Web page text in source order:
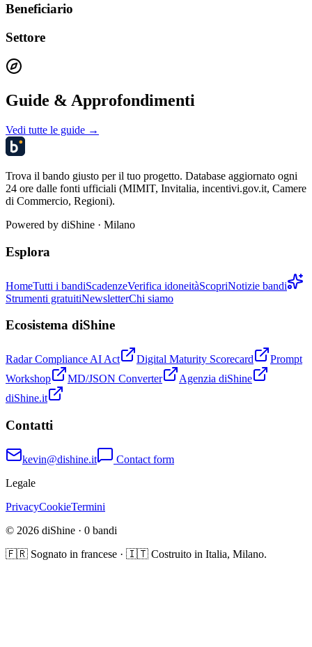
Beneficiario
Settore
Guide & Approfondimenti
Vedi tutte le guide →
Trova il bando giusto per il tuo progetto. Database aggiornato ogni
24 ore dalle fonti ufficiali (MIMIT, Invitalia, incentivi.gov.it, Camere
di Commercio, Regioni).
Powered by diShine · Milano
Esplora
HomeTutti i bandiScadenzeVerifica idoneitàScopriNotizie bandi
Strumenti gratuitiNewsletterChi siamo
Ecosistema diShine
Radar Compliance AI Act Digital Maturity Scorecard
Prompt
Workshop
MD/JSON Converter
Agenzia diShine
diShine.it
Contatti
kevin@dishine.it
Contact form
Legale
PrivacyCookieTermini
© 2026 diShine · 0 bandi
🇫🇷 Sognato in francese · 🇮🇹 Costruito in Italia, Milano.